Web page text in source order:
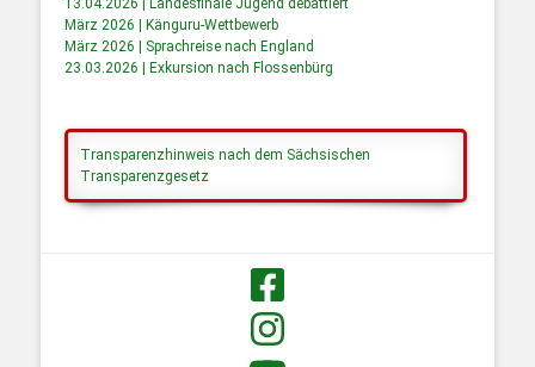
13.04.2026 | Landesfinale Jugend debattiert
März 2026 | Känguru-Wettbewerb
März 2026 | Sprachreise nach England
23.03.2026 | Exkursion nach Flossenbürg
Transparenzhinweis nach dem Sächsischen
Transparenzgesetz